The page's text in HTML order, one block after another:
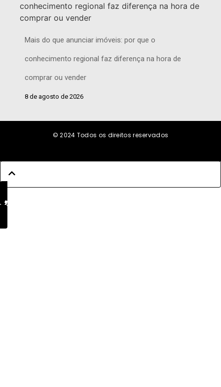
Mais do que anunciar imóveis: por que o
conhecimento regional faz diferença na hora de
comprar ou vender
8 de agosto de 2026
© 2024 Todos os direitos reservados